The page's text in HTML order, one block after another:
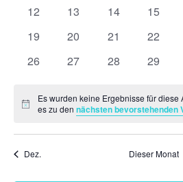
0
12
0
13
0
14
0
15
0
19
0
20
0
21
0
22
0
26
0
27
0
28
0
29
Hinweis
Es wurden keine Ergebnisse für
es zu dennächsten bevorstehenden
Dez. Dieser Monat